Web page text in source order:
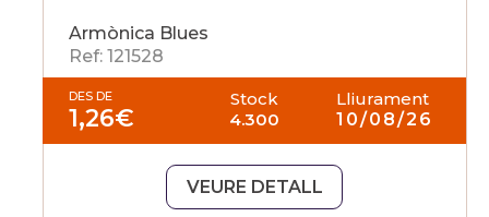
Armònica Blues
Ref: 121528
DES DE
1,26€
Stock
4.300
Lliurament
10/08/26
VEURE DETALL